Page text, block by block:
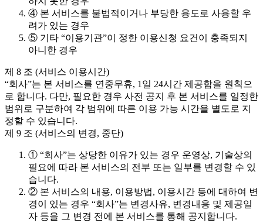
④ 본 서비스를 불법적이거나 부당한 용도로 사용할 우
려가 있는 경우
⑤ 기타 “이용기관”이 정한 이용신청 요건이 충족되지
아니한 경우
제 8 조 (서비스 이용시간)
“회사”는 본 서비스를 연중무휴, 1일 24시간 제공함을 원칙으
로 합니다. 다만, 필요한 경우 사전 공지 후 본 서비스를 일정한
범위로 구분하여 각 범위에 따른 이용 가능 시간을 별도로 지
정할 수 있습니다.
제 9 조 (서비스의 변경, 중단)
① “회사”는 상당한 이유가 있는 경우 운영상, 기술상의
필요에 따라 본 서비스의 전부 또는 일부를 변경할 수 있
습니다.
② 본 서비스의 내용, 이용방법, 이용시간 등에 대하여 변
경이 있는 경우 “회사”는 변경사유, 변경내용 및 제공일
자 등을 그 변경 전에 본 서비스를 통해 공지합니다.